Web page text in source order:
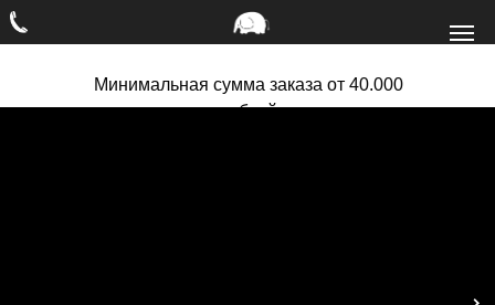
Минимальная сумма заказа от 40.000
рублей